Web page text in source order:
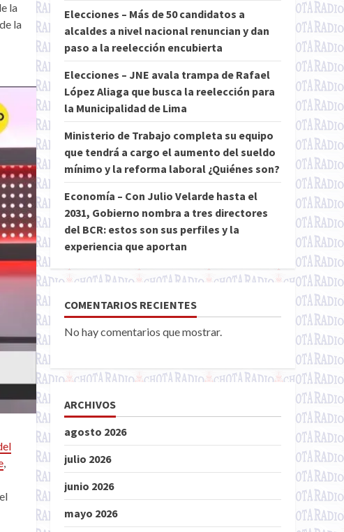
la
la
,
Elecciones – Más de 50 candidatos a
alcaldes a nivel nacional renuncian y dan
paso a la reelección encubierta
Elecciones – JNE avala trampa de Rafael
López Aliaga que busca la reelección para
la Municipalidad de Lima
Ministerio de Trabajo completa su equipo
que tendrá a cargo el aumento del sueldo
mínimo y la reforma laboral ¿Quiénes son?
Economía – Con Julio Velarde hasta el
2031, Gobierno nombra a tres directores
del BCR: estos son sus perfiles y la
experiencia que aportan
COMENTARIOS RECIENTES
No hay comentarios que mostrar.
ARCHIVOS
agosto 2026
julio 2026
junio 2026
mayo 2026